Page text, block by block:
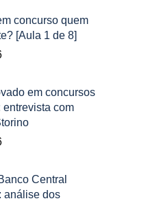
concurso quem
[Aula 1 de 8]
em concursos
entrevista com
Central
análise dos